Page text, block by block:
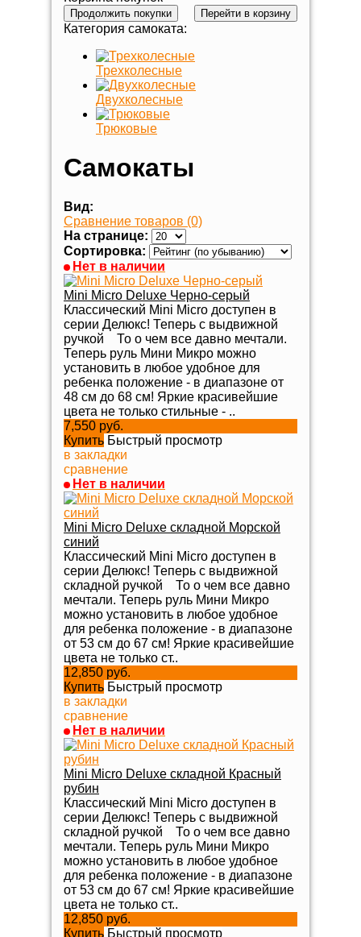
Перейти в корзину
Продолжить покупки
Категория самоката:
Трехколесные
Двухколесные
Трюковые
Самокаты
Вид:
Сравнение товаров (0)
На странице:
Сортировка:
Нет в наличии
Mini Micro Deluxe Черно-серый
Классический Mini Micro доступен в
серии Делюкс! Теперь с выдвижной
ручкой То о чем все давно мечтали.
Теперь руль Мини Микро можно
установить в любое удобное для
ребенка положение - в диапазоне от
48 см до 68 см! Яркие красивейшие
цвета не только стильные - ..
7,550 руб.
Купить Быстрый просмотр
в закладки
сравнение
Нет в наличии
Mini Micro Deluxe складной Морской
синий
Классический Mini Micro доступен в
серии Делюкс! Теперь с выдвижной
складной ручкой То о чем все давно
мечтали. Теперь руль Мини Микро
можно установить в любое удобное
для ребенка положение - в диапазоне
от 53 см до 67 см! Яркие красивейшие
цвета не только ст..
12,850 руб.
Купить Быстрый просмотр
в закладки
сравнение
Нет в наличии
Mini Micro Deluxe складной Красный
рубин
Классический Mini Micro доступен в
серии Делюкс! Теперь с выдвижной
складной ручкой То о чем все давно
мечтали. Теперь руль Мини Микро
можно установить в любое удобное
для ребенка положение - в диапазоне
от 53 см до 67 см! Яркие красивейшие
цвета не только ст..
12,850 руб.
Купить Быстрый просмотр